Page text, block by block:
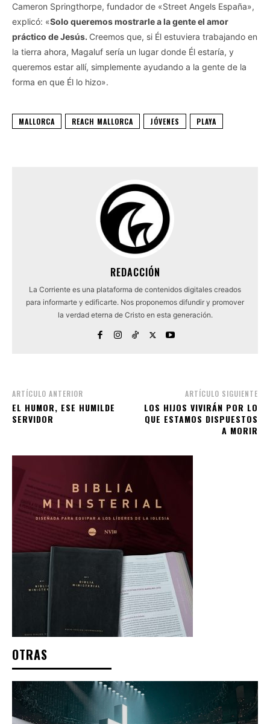
Cameron Springthorpe, fundador de «Street Angels España»,
explicó: «Solo queremos mostrarle a la gente el amor
práctico de Jesús. Creemos que, si Él estuviera trabajando en
la tierra ahora, Magaluf sería un lugar donde Él estaría, y
queremos estar allí, simplemente ayudando a la gente de la
forma en que Él lo hizo».
MALLORCA REACH MALLORCA JÓVENES PLAYA
REDACCIÓN
La Corriente es una plataforma de contenidos digitales creados
para informarte y edificarte. Nos proponemos difundir y promover
la verdad eterna de Cristo en esta generación.
ARTÍCULO ANTERIOR
EL HUMOR, ESE HUMILDE
SERVIDOR
ARTÍCULO SIGUIENTE
LOS HIJOS VIVIRÁN POR LO
QUE ESTAMOS DISPUESTOS
A MORIR
OTRAS